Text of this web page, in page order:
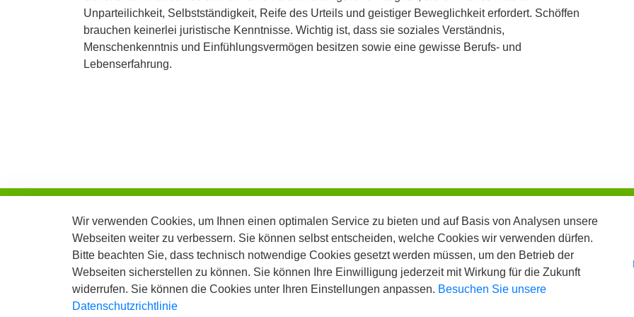
Unparteilichkeit, Selbstständigkeit, Reife des Urteils und geistiger Beweglichkeit erfordert. Schöffen
brauchen keinerlei juristische Kenntnisse. Wichtig ist, dass sie soziales Verständnis,
Menschenkenntnis und Einfühlungsvermögen besitzen sowie eine gewisse Berufs- und
Lebenserfahrung.
Der Bürgermeister
Telefon: 02173/794-0
Wir verwenden Cookies, um Ihnen einen optimalen Service zu bieten und auf Basis von Analysen unsere
Webseiten weiter zu verbessern. Sie können selbst entscheiden, welche Cookies wir verwenden dürfen.
Bitte beachten Sie, dass technisch notwendige Cookies gesetzt werden müssen, um den Betrieb der
Webseiten sicherstellen zu können. Sie können Ihre Einwilligung jederzeit mit Wirkung für die Zukunft
widerrufen. Sie können die Cookies unter Ihren Einstellungen anpassen. Besuchen Sie unsere
Datenschutzrichtlinie